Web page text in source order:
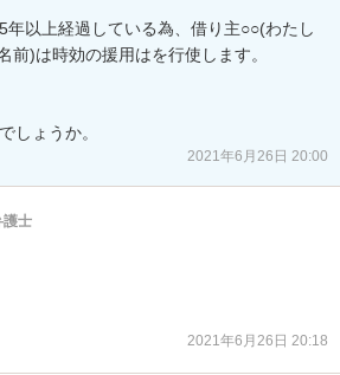
年以上経過している為、借り主○○(わたし
前)は時効の援用はを行使します。
しょうか。
2021年6月26日 20:00
護士
2021年6月26日 20:18